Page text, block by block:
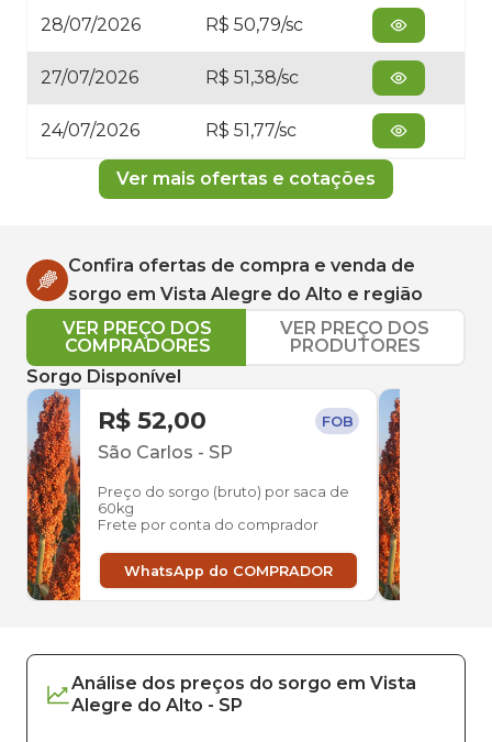
28/07/2026 R$ 50,79/sc
27/07/2026 R$ 51,38/sc
24/07/2026 R$ 51,77/sc
Ver mais ofertas e cotações
Confira ofertas de compra e venda de
sorgo em Vista Alegre do Alto e região
VER PREÇO DOS
COMPRADORES
VER PREÇO DOS
PRODUTORES
Sorgo Disponível
R$ 52,00 FOB
São Carlos - SP
Preço do sorgo (bruto) por saca de
60kg
Frete por conta do comprador
WhatsApp do COMPRADOR
Análise dos preços do sorgo em Vista
Alegre do Alto - SP